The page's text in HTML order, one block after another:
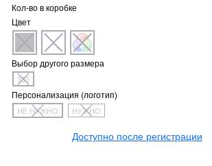
Кол-во в коробке
Цвет
Выбор другого размера
350
Персонализация (логотип)
НЕ НУЖНО НУЖНО
Доступно после регистрации